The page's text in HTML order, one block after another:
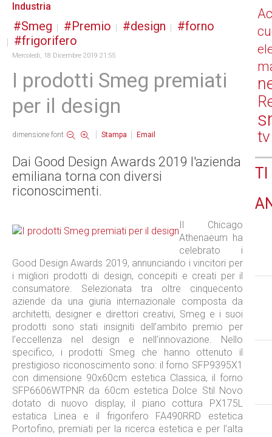
Industria
Smeg Premio design
forno
frigorifero
Mercoledì, 18 Dicembre 2019 21:55
I prodotti Smeg premiati
per il design
dimensione font Stampa Email
Dai Good Design Awards 2019 l'azienda
emiliana torna con diversi
riconoscimenti.
Il Chicago
Athenaeum ha
celebrato i
Good Design Awards 2019, annunciando i vincitori per
i migliori prodotti di design, concepiti e creati per il
consumatore. Selezionata tra oltre cinquecento
aziende da una giuria internazionale composta da
architetti, designer e direttori creativi, Smeg e i suoi
prodotti sono stati insigniti dell’ambito premio per
l’eccellenza nel design e nell’innovazione. Nello
specifico, i prodotti Smeg che hanno ottenuto il
prestigioso riconoscimento sono: il forno SFP9395X1
con dimensione 90x60cm estetica Classica, il forno
SFP6606WTPNR da 60cm estetica Dolce Stil Novo
dotato di nuovo display, il piano cottura PX175L
estatica Linea e il frigorifero FA490RRD estetica
Portofino, premiati per la ricerca estetica e per l’alta
tv
TI